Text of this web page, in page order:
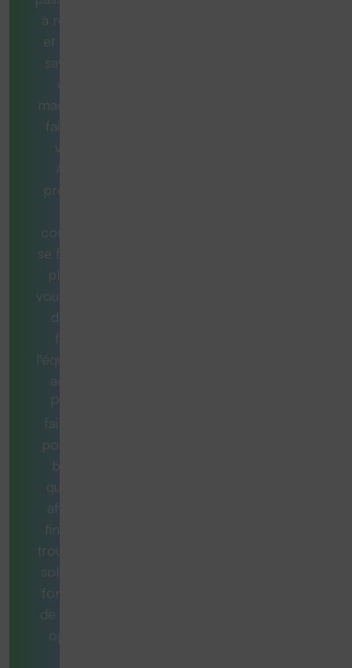
à résoudre
et vous ne
savez pas
quelle
machine est
faite pour
vous ?
Aucun
problème.
consultants
se feront un
plaisir de
vous aider et
de vous
fournir
l'équipement
adéquat.
Pour ce
faire, nous
posons les
bonnes
questions
afin qu'au
final, vous
trouviez une
solution qui
fonctionne
de manière
optimale